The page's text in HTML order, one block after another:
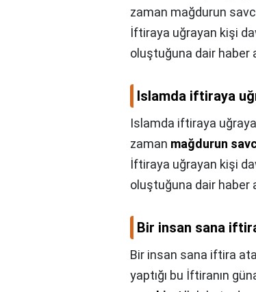
zaman mağdurun
İftiraya uğrayan kişi
oluştuğuna dair haber
Islamda iftiraya
Islamda iftiraya
zaman mağdurun
İftiraya uğrayan kişi
oluştuğuna dair haber
Bir insan sana
Bir insan sana iftira
yaptığı bu İftiranın